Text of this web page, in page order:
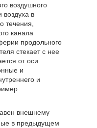
воздушного
воздуха в
течения,
канала
продольного
стекает с нее
от оси
и
и
внешнему
в предыдущем